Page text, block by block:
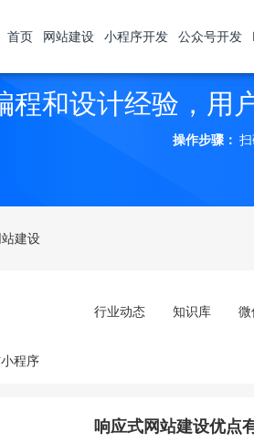
首页 网站建设 小程序开发 公众号开发
程和设计经验，用
操作步骤：
站建设
程序
行业动态 知识库 微
响应式网站建设优点